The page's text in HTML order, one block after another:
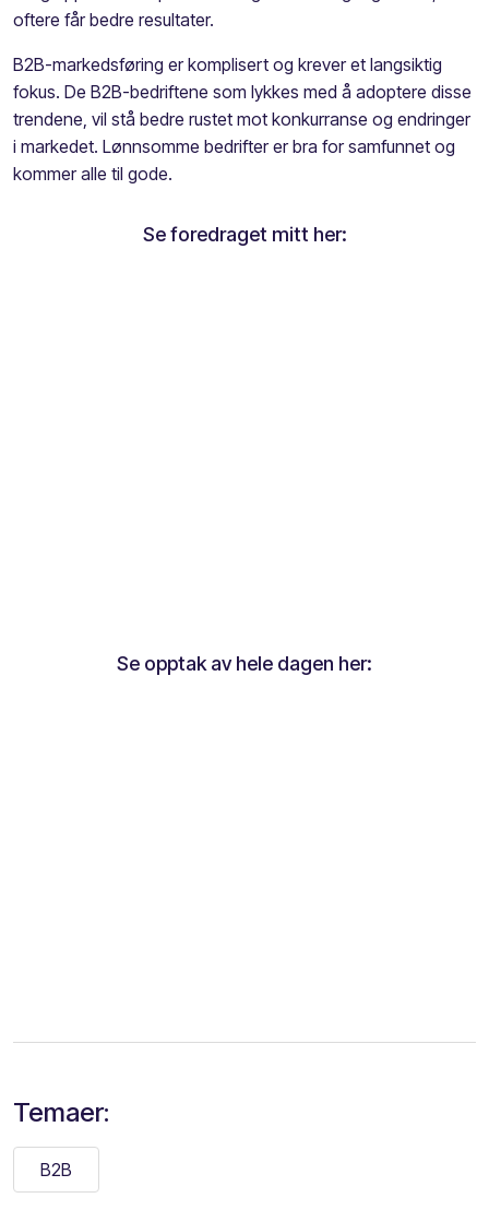
oftere får bedre resultater.
B2B-markedsføring er komplisert og krever et langsiktig
fokus. De B2B-bedriftene som lykkes med å adoptere disse
trendene, vil stå bedre rustet mot konkurranse og endringer
i markedet. Lønnsomme bedrifter er bra for samfunnet og
kommer alle til gode.
Se foredraget mitt her:
Se opptak av hele dagen her:
Temaer:
B2B